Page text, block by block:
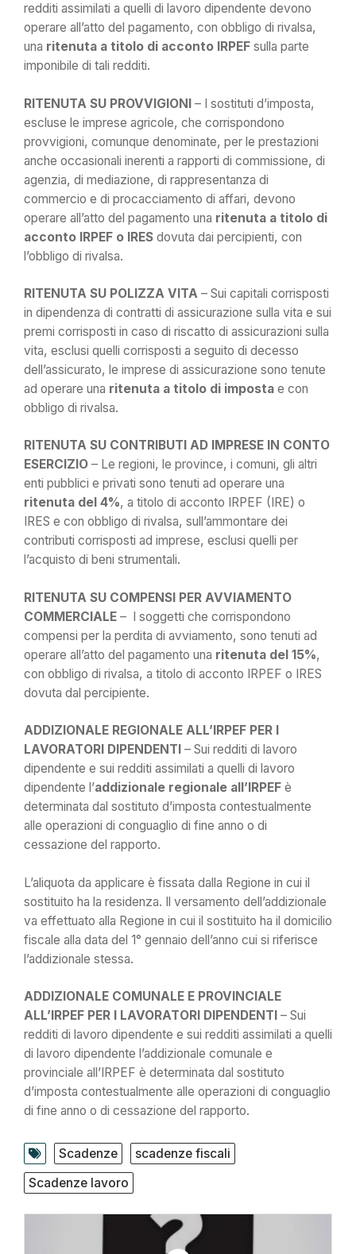
redditi assimilati a quelli di lavoro dipendente devono
operare all’atto del pagamento, con obbligo di rivalsa,
una ritenuta a titolo di acconto IRPEF sulla parte
imponibile di tali redditi.
RITENUTA SU PROVVIGIONI – I sostituti d’imposta,
escluse le imprese agricole, che corrispondono
provvigioni, comunque denominate, per le prestazioni
anche occasionali inerenti a rapporti di commissione, di
agenzia, di mediazione, di rappresentanza di
commercio e di procacciamento di affari, devono
operare all’atto del pagamento una ritenuta a titolo di
acconto IRPEF o IRES dovuta dai percipienti, con
l’obbligo di rivalsa.
RITENUTA SU POLIZZA VITA – Sui capitali corrisposti
in dipendenza di contratti di assicurazione sulla vita e sui
premi corrisposti in caso di riscatto di assicurazioni sulla
vita, esclusi quelli corrisposti a seguito di decesso
dell’assicurato, le imprese di assicurazione sono tenute
ad operare una ritenuta a titolo di imposta e con
obbligo di rivalsa.
RITENUTA SU CONTRIBUTI AD IMPRESE IN CONTO
ESERCIZIO – Le regioni, le province, i comuni, gli altri
enti pubblici e privati sono tenuti ad operare una
ritenuta del 4%, a titolo di acconto IRPEF (IRE) o
IRES e con obbligo di rivalsa, sull’ammontare dei
contributi corrisposti ad imprese, esclusi quelli per
l’acquisto di beni strumentali.
RITENUTA SU COMPENSI PER AVVIAMENTO
COMMERCIALE – I soggetti che corrispondono
compensi per la perdita di avviamento, sono tenuti ad
operare all’atto del pagamento una ritenuta del 15%,
con obbligo di rivalsa, a titolo di acconto IRPEF o IRES
dovuta dal percipiente.
ADDIZIONALE REGIONALE ALL’IRPEF PER I
LAVORATORI DIPENDENTI – Sui redditi di lavoro
dipendente e sui redditi assimilati a quelli di lavoro
dipendente l’addizionale regionale all’IRPEF è
determinata dal sostituto d’imposta contestualmente
alle operazioni di conguaglio di fine anno o di
cessazione del rapporto.
L’aliquota da applicare è fissata dalla Regione in cui il
sostituito ha la residenza. Il versamento dell’addizionale
va effettuato alla Regione in cui il sostituito ha il domicilio
fiscale alla data del 1° gennaio dell’anno cui si riferisce
l’addizionale stessa.
ADDIZIONALE COMUNALE E PROVINCIALE
ALL’IRPEF PER I LAVORATORI DIPENDENTI – Sui
redditi di lavoro dipendente e sui redditi assimilati a quelli
di lavoro dipendente l’addizionale comunale e
provinciale all’IRPEF è determinata dal sostituto
d’imposta contestualmente alle operazioni di conguaglio
di fine anno o di cessazione del rapporto.
Scadenze
scadenze fiscali
Scadenze lavoro